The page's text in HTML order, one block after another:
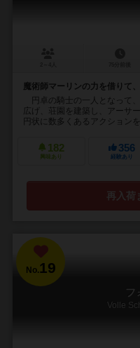
魔術師マーリンの力を借りて
円卓の騎士の一人となって
広げ、荘園を建築し、アー
円状に数多くあるアクション
182
興味あり
356
経験あり
再入荷
No.19
フ
Volle